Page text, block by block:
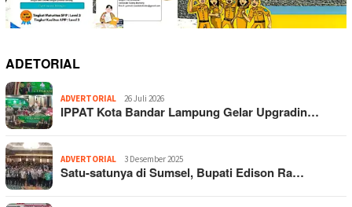
ADETORIAL
ADVERTORIAL 26 Juli 2026
IPPAT Kota Bandar Lampung Gelar Upgradin…
ADVERTORIAL 3 Desember 2025
Satu-satunya di Sumsel, Bupati Edison Ra…